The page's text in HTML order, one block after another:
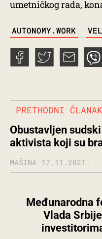
umetničkog rada,
AUTONOMY.WORK
PRETHODNI ČLANAK
Obustavljen
aktivista koji su
MAŠINA 17.11.2021.
Međunarodna
Vlada